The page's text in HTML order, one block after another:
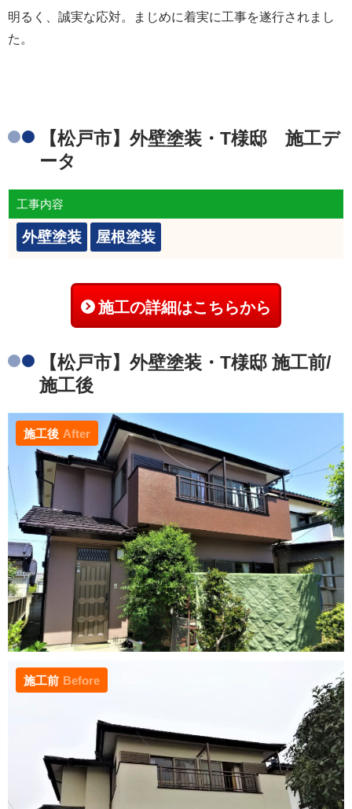
明るく、誠実な応対。まじめに着実に工事を遂行されまし
た。
【松戸市】外壁塗装・T様邸 施工デ
ータ
工事内容
外壁塗装 屋根塗装
施工の詳細はこちらから
【松戸市】外壁塗装・T様邸 施工前/
施工後
施工後 After
施工前 Before